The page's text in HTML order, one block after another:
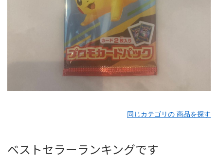
同じカテゴリの 商品を探す
ベストセラーランキングです